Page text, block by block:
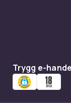
Trygg e-